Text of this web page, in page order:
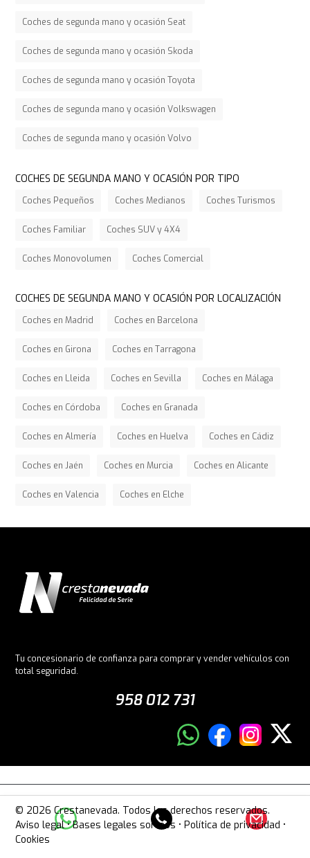
Coches de segunda mano y ocasión Seat
Coches de segunda mano y ocasión Skoda
Coches de segunda mano y ocasión Toyota
Coches de segunda mano y ocasión Volkswagen
Coches de segunda mano y ocasión Volvo
COCHES DE SEGUNDA MANO Y OCASIÓN POR TIPO
Coches Pequeños Coches Medianos Coches Turismos
Coches Familiar Coches SUV y 4X4
Coches Monovolumen Coches Comercial
COCHES DE SEGUNDA MANO Y OCASIÓN POR LOCALIZACIÓN
Coches en Madrid Coches en Barcelona
Coches en Girona Coches en Tarragona
Coches en Lleida Coches en Sevilla Coches en Málaga
Coches en Córdoba Coches en Granada
Coches en Almería Coches en Huelva Coches en Cádiz
Coches en Jaén Coches en Murcia Coches en Alicante
Coches en Valencia Coches en Elche
Tu concesionario de confianza para comprar y vender vehículos con
total seguridad.
958 012 731
© 2026 Crestanevada. Todos los derechos reservados.
Aviso legal•Bases legales sorteos •Política de privacidad •
Cookies